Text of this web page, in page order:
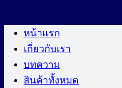
ไป
หน้าแรก
เกี่ยวกับเรา
บทความ
สินค้าทั้งหมด